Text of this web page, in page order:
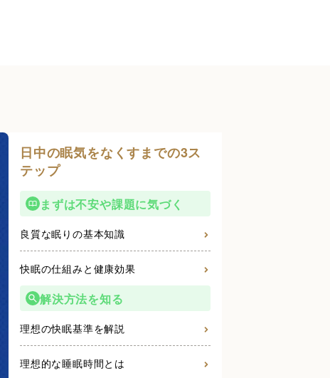
日中の眠気をなくすまでの3ス
テップ
まずは不安や課題に気づく
良質な眠りの基本知識
快眠の仕組みと健康効果
解決方法を知る
理想の快眠基準を解説
理想的な睡眠時間とは